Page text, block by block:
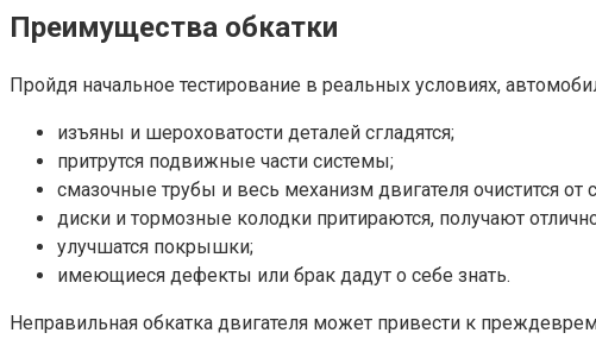
Преимущества обкатки
Пройдя начальное тестирование в реальных условиях,
изъяны и шероховатости деталей сгладятся;
притрутся подвижные части системы;
смазочные трубы и весь механизм двигателя очистится
диски и тормозные колодки притираются, получают
улучшатся покрышки;
имеющиеся дефекты или брак дадут о себе знать.
Неправильная обкатка двигателя может привести к